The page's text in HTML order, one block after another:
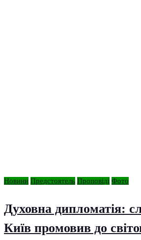
Новини Предстоятель Проповіді Фото
Духовна дипломатія:
Київ промовив до